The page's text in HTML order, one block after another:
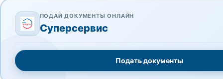
ПОДАЙ ДОКУМЕНТЫ ОНЛАЙН
Суперсервис
Подать документы